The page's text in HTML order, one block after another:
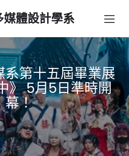
體設計學系
系第十五屆畢業展
》 5月5日準時開
幕！